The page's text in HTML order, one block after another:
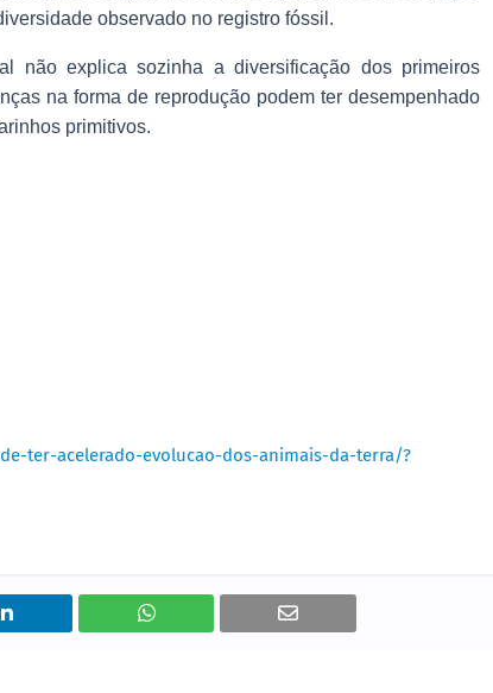
observado no registro fóssil.
não explica sozinha a diversificação dos primeiros
na forma de reprodução podem ter desempenhado
primitivos.
ter-acelerado-evolucao-dos-animais-da-terra/?